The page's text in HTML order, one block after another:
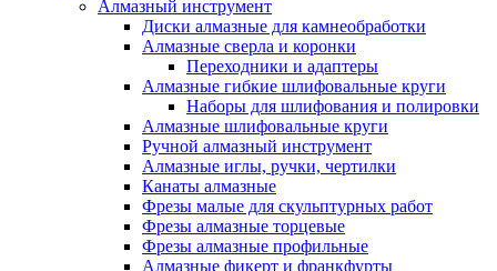
Алмазный инструмент
Диски алмазные для камнеобработки
Алмазные сверла и коронки
Переходники и адаптеры
Алмазные гибкие шлифовальные круги
Наборы для шлифования и полировки
Алмазные шлифовальные круги
Ручной алмазный инструмент
Алмазные иглы, ручки, чертилки
Канаты алмазные
Фрезы малые для скульптурных работ
Фрезы алмазные торцевые
Фрезы алмазные профильные
Алмазные фикерт и франкфурты